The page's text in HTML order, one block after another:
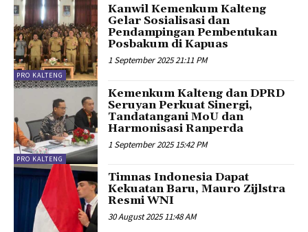
PRO KALTENG
Kanwil Kemenkum Kalteng
Gelar Sosialisasi dan
Pendampingan Pembentukan
Posbakum di Kapuas
1 September 2025 21:11 PM
PRO KALTENG
Kemenkum Kalteng dan DPRD
Seruyan Perkuat Sinergi,
Tandatangani MoU dan
Harmonisasi Ranperda
1 September 2025 15:42 PM
Timnas Indonesia Dapat
Kekuatan Baru, Mauro Zijlstra
Resmi WNI
30 August 2025 11:48 AM